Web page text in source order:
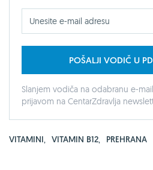
POŠALJI VODIČ U
Slanjem vodiča na odabranu e-
prijavom na CentarZdravlja
VITAMINI, VITAMIN B12, PREHRANA